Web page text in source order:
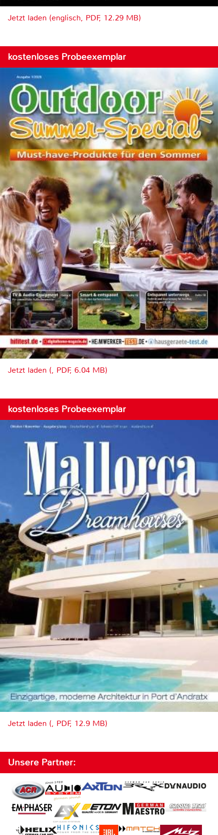
Jetzt laden (englisch, PDF, 12.29 MB)
kostenloses Probeexemplar
Jetzt laden (, PDF, 6.04 MB)
kostenloses Probeexemplar
Jetzt laden (, PDF, 12.9 MB)
Unsere Partner: